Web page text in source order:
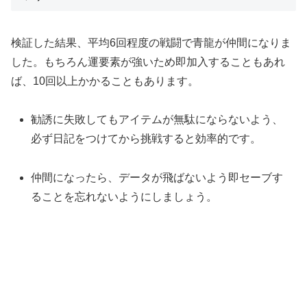
検証した結果、平均6回程度の戦闘で青龍が仲間になりま
した。もちろん運要素が強いため即加入することもあれ
ば、10回以上かかることもあります。
勧誘に失敗してもアイテムが無駄にならないよう、
必ず日記をつけてから挑戦すると効率的です。
仲間になったら、データが飛ばないよう即セーブす
ることを忘れないようにしましょう。